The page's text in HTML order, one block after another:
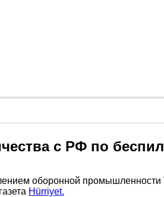
с РФ по
оборонной промышленности
Hürriyet.